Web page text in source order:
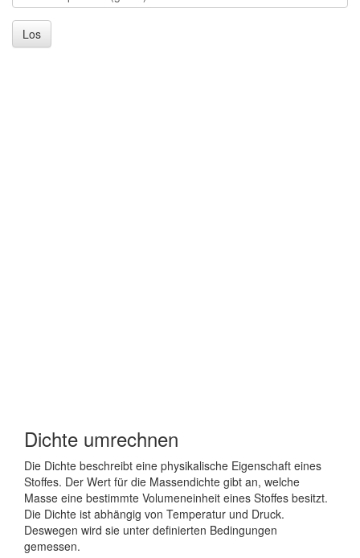
Los
Dichte umrechnen
Die Dichte beschreibt eine physikalische Eigenschaft eines
Stoffes. Der Wert für die Massendichte gibt an, welche
Masse eine bestimmte Volumeneinheit eines Stoffes besitzt.
Die Dichte ist abhängig von Temperatur und Druck.
Deswegen wird sie unter definierten Bedingungen
gemessen.